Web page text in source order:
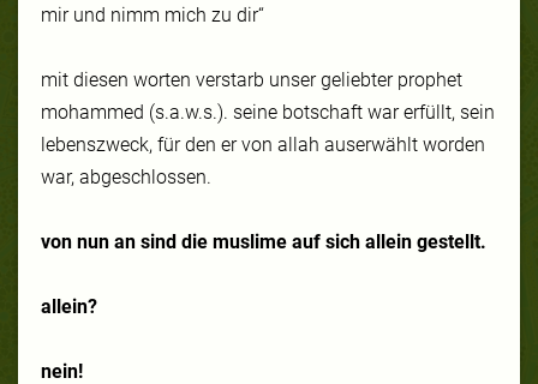
mir und nimm mich zu dir“
mit diesen worten verstarb unser geliebter prophet
mohammed (s.a.w.s.). seine botschaft war erfüllt, sein
lebenszweck, für den er von allah auserwählt worden
war, abgeschlossen.
von nun an sind die muslime auf sich allein gestellt.
allein?
nein!